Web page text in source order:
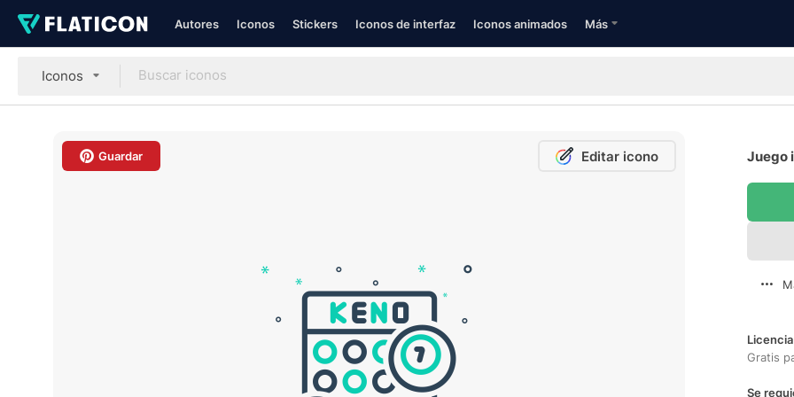
Autores Iconos Stickers Iconos de interfaz Iconos animados Más
Iconos
Guardar Editar icono Juego
Gratis
Se